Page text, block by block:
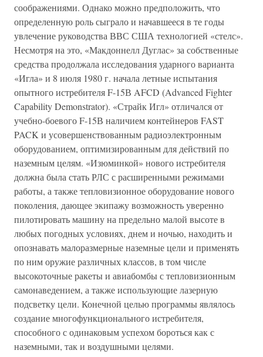
соображениями. Однако можно предположить, что
определенную роль сыграло и начавшееся в те годы
увлечение руководства ВВС США технологией «стелс».
Несмотря на это, «Макдоннелл Дуглас» за собственные
средства продолжала исследования ударного варианта
«Игла» и 8 июля 1980 г. начала летные испытания
опытного истребителя F-15В AFCD (Advanced Fighter
Capability Demonstrator). «Страйк Игл» отличался от
учебно-боевого F-15В наличием контейнеров FAST
PACK и усовершенствованным радиоэлектронным
оборудованием, оптимизированным для действий по
наземным целям. «Изюминкой» нового истребителя
должна была стать РЛС с расширенными режимами
работы, а также тепловизионное оборудование нового
поколения, дающее экипажу возможность уверенно
пилотировать машину на предельно малой высоте в
любых погодных условиях, днем и ночью, находить и
опознавать малоразмерные наземные цели и применять
по ним оружие различных классов, в том числе
высокоточные ракеты и авиабомбы с тепловизионным
самонаведением, а также использующие лазерную
подсветку цели. Конечной целью программы являлось
создание многофункционального истребителя,
способного с одинаковым успехом бороться как с
наземными, так и воздушными целями.